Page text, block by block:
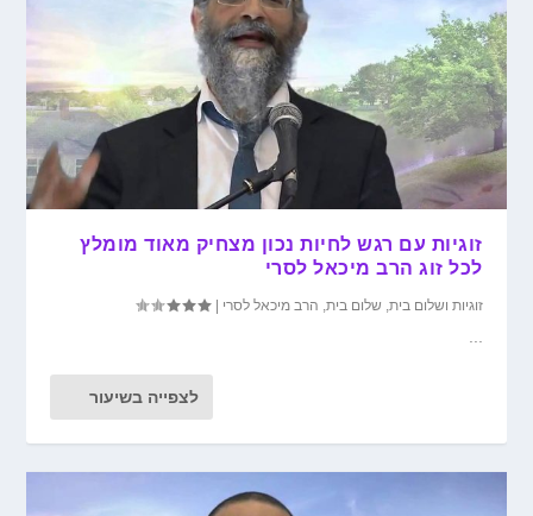
זוגיות עם רגש לחיות נכון מצחיק מאוד מומלץ
לכל זוג הרב מיכאל לסרי
זוגיות ושלום בית,שלום בית, הרב מיכאל לסרי |
לצפייה בשיעור